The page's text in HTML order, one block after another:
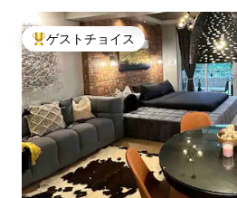
大好評のゲストチョイスです。
ゲストチョイス